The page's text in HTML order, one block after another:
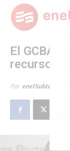
El GCBA
recursos
Por enelSubte